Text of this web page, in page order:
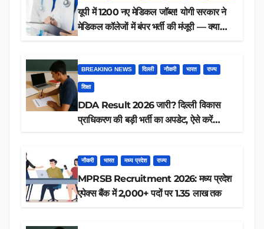
यूपी में 1200 नए मेडिकल जॉब्स! योगी सरकार ने
मेडिकल कॉलेजों में बंपर भर्ती की मंजूरी — क्या
BREAKING NEWS दिल्ली नौकरी भारत राज्य
शिक्षा
DDA Result 2026 जारी? दिल्ली विकास
प्राधिकरण की बड़ी भर्ती का अपडेट, ऐसे करें
नौकरी भारत मध्य प्रदेश राज्य
MPRSB Recruitment 2026: मध्य प्रदेश
एपेक्स बैंक में 2,000+ पदों पर 1.35 लाख तक